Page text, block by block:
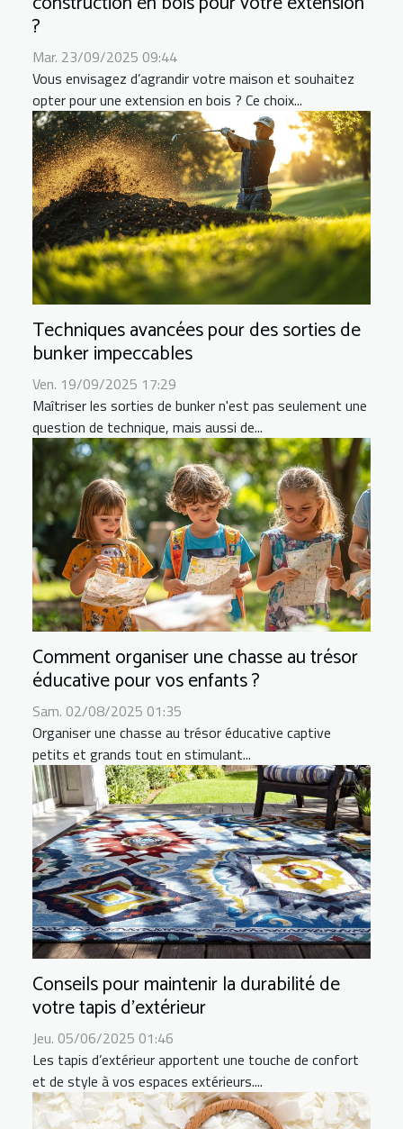
?
Mar. 23/09/2025 09:44
Vous envisagez d’agrandir votre maison et souhaitez
opter pour une extension en bois ? Ce choix...
Techniques avancées pour des sorties de
bunker impeccables
Ven. 19/09/2025 17:29
Maîtriser les sorties de bunker n'est pas seulement une
question de technique, mais aussi de...
Comment organiser une chasse au trésor
éducative pour vos enfants ?
Sam. 02/08/2025 01:35
Organiser une chasse au trésor éducative captive
petits et grands tout en stimulant...
Conseils pour maintenir la durabilité de
votre tapis d'extérieur
Jeu. 05/06/2025 01:46
Les tapis d’extérieur apportent une touche de confort
et de style à vos espaces extérieurs....